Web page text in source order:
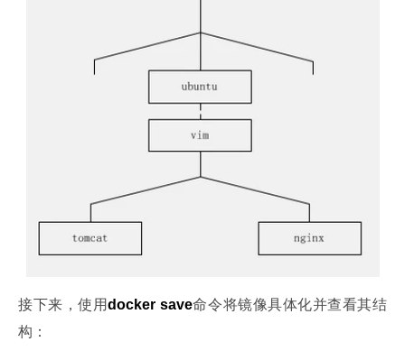
接下来，使用docker save命令将镜像具体化并查看其结
构：